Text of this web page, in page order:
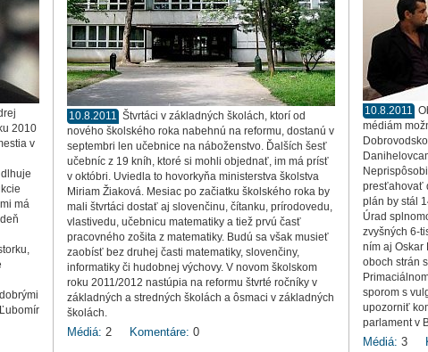
2010
v
má
10.8.2011 Štvrtáci v základných školách, ktorí od
nového školského roka nabehnú na reformu, dostanú v
septembri len učebnice na náboženstvo. Ďalších šesť
učebníc z 19 kníh, ktoré si mohli objednať, im má prísť
v októbri. Uviedla to hovorkyňa ministerstva školstva
Miriam Žiaková. Mesiac po začiatku školského roka by
mali štvrtáci dostať aj slovenčinu, čítanku, prírodovedu,
vlastivedu, učebnicu matematiky a tiež prvú časť
pracovného zošita z matematiky. Budú sa však musieť
zaobísť bez druhej časti matematiky, slovenčiny,
informatiky či hudobnej výchovy. V novom školskom
roku 2011/2012 nastúpia na reformu štvrté ročníky v
základných a stredných školách a ôsmaci v základných
školách.
Médiá: 2 Komentáre: 0
10.8.2011
médiám
presťahovať
plán by stál
Úrad
zvyšných 6-
ním aj Oskar
oboch strán
sporom s
upozorniť
parlament v
Médiá: 3